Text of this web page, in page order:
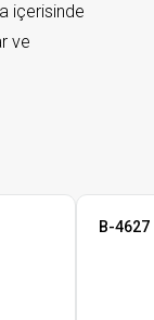
içerisinde
ve
B-4627